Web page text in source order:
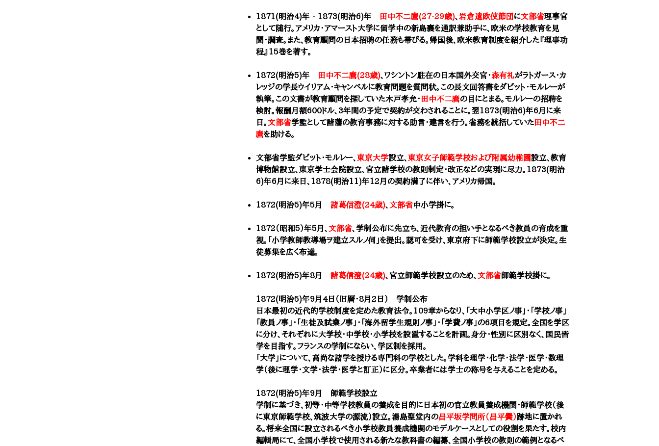
1871(明治4)年 - 1873(明治6)年 田中不二麿(27-29歳)、 岩倉遣欧使節団に文部省理事官
として随行。アメリカ・アマースト大学に留学中の新島襄を通訳兼助手に、欧米の学校教育を見
聞・調査。また、教育顧問の日本招聘の任務も帯びる。帰国後、欧米教育制度を紹介した『理事功
程』15巻を著す。
1872(明治5)年 田中不二麿(28歳)、ワシントン駐在の日本国外交官・森有礼がラトガース・カ
レッジの学長ウイリアム・キャンベルに教育問題を質問状。この長文回答書をダビット・モルレーが
執筆。この文書が教育顧問を探していた木戸孝允・ 田中不二麿の目にとまる。モルレーの招聘を
検討。報酬月額600ドル、3年間の予定で契約が交わされることに。翌1873(明治6)年6月に来
日。 文部省学監として諸藩の教育事務に対する助言・建言を行う。省務を統括していた 田中不二
麿を助ける。
文部省学監ダビット・モルレー、 東京大学設立、 東京女子師範学校および附属幼稚園設立、教育
博物館設立、東京学士会院設立、官立諸学校の教則制定・改正などの実現に尽力。1873(明治
6)年6月に来日、1878(明治11)年12月の契約満了に伴い、アメリカ帰国。
1872(明治5)年5月 諸葛信澄(24歳)、 文部省中小学掛に。
1872（昭和5）年5月、 文部省、学制公布に先立ち、近代教育の担い手となるべき教員の育成を重
視。「小学教師教導場ヲ建立スルノ伺」を提出。認可を受け、東京府下に師範学校設立が決定。生
徒募集を広く布達。
1872(明治5)年8月 諸葛信澄(24歳)、官立師範学校設立のため、 文部省師範学校掛に。
1872(明治5)年9月4日（旧暦・8月2日） 学制公布
日本最初の近代的学校制度を定めた教育法令。109章からなり、「大中小学区ノ事」・「学校ノ事」
「教員ノ事」・「生徒及試業ノ事」・「海外留学生規則ノ事」・「学費ノ事」の6項目を規定。全国を学区
に分け、それぞれに大学校・中学校・小学校を設置することを計画。身分・性別に区別なく、国民皆
学を目指す。フランスの学制にならい、学区制を採用。​
「大学」について、高尚な諸学を授ける専門科の学校とした。学科を理学・化学・法学・医学・数理
学（後に理学・文学・法学・医学と訂正）に区分。卒業者には学士の称号を与えることを定める。
​1872(明治5)年9月 師範学校設立
学制 に基づき、初等・中等学校教員の養成を目的に日本初の官立教員養成機関・師範学校（後
に東京師範学校、筑波大学の源流）設立。湯島聖堂内の昌平坂学問所（昌平黌）跡地に置かれ
る。将来全国に設立されるべき小学校教員養成機関のモデルケースとしての役割を果たす。校内
編輯局にて、全国小学校で使用される新たな教科書の編纂、全国小学校の教則の範例となるべ